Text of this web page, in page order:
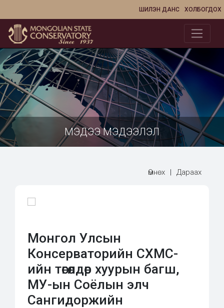
ХОЛБОГДОХ
ШИЛЭН ДАНС
МЭДЭЭ МЭДЭЭЛЭЛ
Өмнөх | Дараах
Монгол Улсын
Консерваторийн СХМС-
ийн төгөлдөр хуурын багш,
МУ-ын Соёлын элч
Сангидоржийн